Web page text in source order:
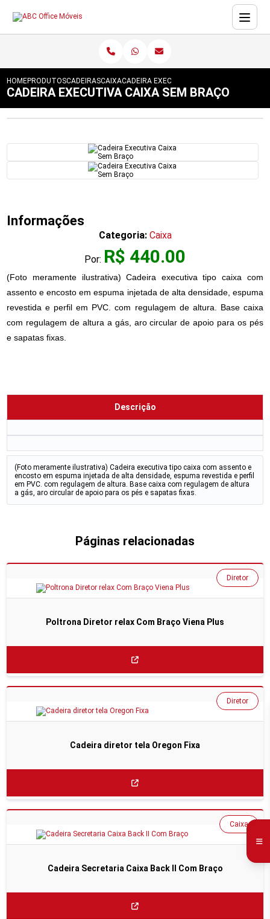
HOMEPRODUTOSCADEIRASCAIXACADEIRA EXECUTIVA CAIXA SEM BRAÇO
CADEIRA EXECUTIVA CAIXA SEM BRAÇO
Informações
Categoria: Caixa
Por: R$ 440.00
(Foto meramente ilustrativa) Cadeira executiva tipo caixa com
assento e encosto em espuma injetada de alta densidade, espuma
revestida e perfil em PVC. com regulagem de altura. Base caixa
com regulagem de altura a gás, aro circular de apoio para os pés
e sapatas fixas.
Descrição
(Foto meramente ilustrativa) Cadeira executiva tipo caixa com assento e
encosto em espuma injetada de alta densidade, espuma revestida e perfil
em PVC. com regulagem de altura. Base caixa com regulagem de altura
a gás, aro circular de apoio para os pés e sapatas fixas.
Páginas relacionadas
Poltrona Diretor relax Com Braço Viena Plus
Diretor
Cadeira diretor tela Oregon Fixa
Diretor
Cadeira Secretaria Caixa Back II Com Braço
Caixa